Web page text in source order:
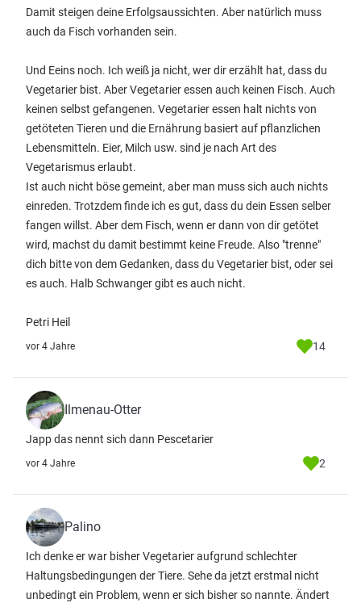
Damit steigen deine Erfolgsaussichten. Aber natürlich muss
auch da Fisch vorhanden sein.
Und Eeins noch. Ich weiß ja nicht, wer dir erzählt hat, dass du
Vegetarier bist. Aber Vegetarier essen auch keinen Fisch. Auch
keinen selbst gefangenen. Vegetarier essen halt nichts von
getöteten Tieren und die Ernährung basiert auf pflanzlichen
Lebensmitteln. Eier, Milch usw. sind je nach Art des
Vegetarismus erlaubt.
Ist auch nicht böse gemeint, aber man muss sich auch nichts
einreden. Trotzdem finde ich es gut, dass du dein Essen selber
fangen willst. Aber dem Fisch, wenn er dann von dir getötet
wird, machst du damit bestimmt keine Freude. Also "trenne"
dich bitte von dem Gedanken, dass du Vegetarier bist, oder sei
es auch. Halb Schwanger gibt es auch nicht.
Petri Heil
vor 4 Jahre 14
Ilmenau-Otter
Japp das nennt sich dann Pescetarier
vor 4 Jahre 2
Palino
Ich denke er war bisher Vegetarier aufgrund schlechter
Haltungsbedingungen der Tiere. Sehe da jetzt erstmal nicht
unbedingt ein Problem, wenn er sich bisher so nannte. Ändert